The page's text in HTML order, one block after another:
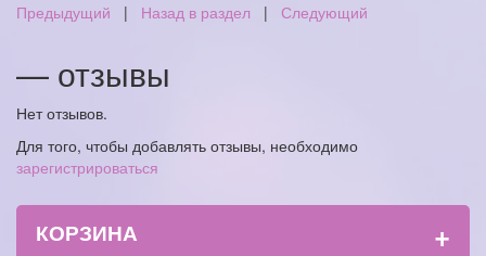
Предыдущий | Назад в раздел | Следующий
— отзывы
Нет отзывов.
Для того, чтобы добавлять отзывы, необходимо
зарегистрироваться
КОРЗИНА +